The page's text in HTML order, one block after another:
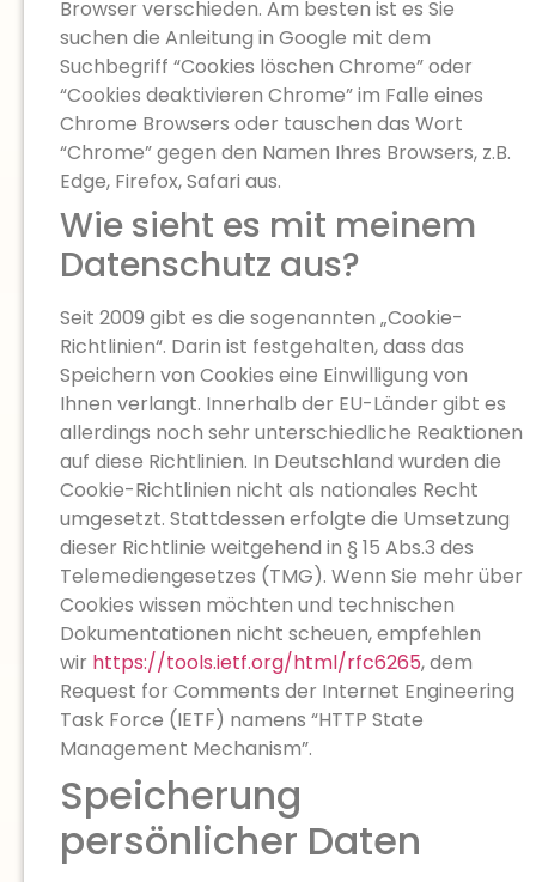
Browser verschieden. Am besten ist es Sie
suchen die Anleitung in Google mit dem
Suchbegriff “Cookies löschen Chrome” oder
“Cookies deaktivieren Chrome” im Falle eines
Chrome Browsers oder tauschen das Wort
“Chrome” gegen den Namen Ihres Browsers, z.B.
Edge, Firefox, Safari aus.
Wie sieht es mit meinem
Datenschutz aus?
Seit 2009 gibt es die sogenannten „Cookie-
Richtlinien“. Darin ist festgehalten, dass das
Speichern von Cookies eine Einwilligung von
Ihnen verlangt. Innerhalb der EU-Länder gibt es
allerdings noch sehr unterschiedliche Reaktionen
auf diese Richtlinien. In Deutschland wurden die
Cookie-Richtlinien nicht als nationales Recht
umgesetzt. Stattdessen erfolgte die Umsetzung
dieser Richtlinie weitgehend in § 15 Abs.3 des
Telemediengesetzes (TMG). Wenn Sie mehr über
Cookies wissen möchten und technischen
Dokumentationen nicht scheuen, empfehlen
wir https://tools.ietf.org/html/rfc6265, dem
Request for Comments der Internet Engineering
Task Force (IETF) namens “HTTP State
Management Mechanism”.
Speicherung
persönlicher Daten